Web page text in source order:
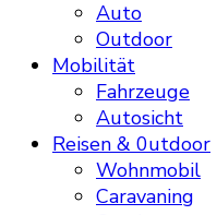
Auto
Outdoor
Mobilität
Fahrzeuge
Autosicht
Reisen & 0utdoor
Wohnmobil
Caravaning